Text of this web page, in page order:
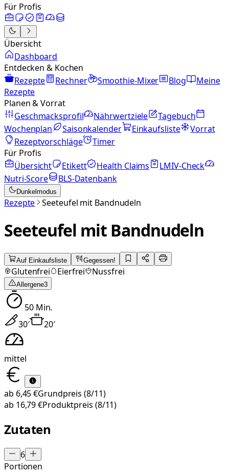
Für Profis
Übersicht
Dashboard
Entdecken & Kochen
Rezepte
Rechner Smoothie-Mixer Blog
Meine
Rezepte
Planen & Vorrat
Geschmacksprofil
Nährwertziele
Tagebuch
Wochenplan
Saisonkalender Einkaufsliste
Vorrat
Rezeptvorschläge
Timer
Für Profis
Übersicht
Etikett Health Claims
LMIV-Check
Nutri-Score
BLS-Datenbank
Dunkelmodus
Rezepte Seeteufel mit Bandnudeln
Seeteufel mit Bandnudeln
Auf Einkaufsliste Gegessen!
Glutenfrei Eierfrei Nussfrei
Allergene3
50Min.
30′ 20′
mittel
ab 6,45 €Grundpreis (8/11)
ab 16,79 €Produktpreis (8/11)
Zutaten
6
Portionen